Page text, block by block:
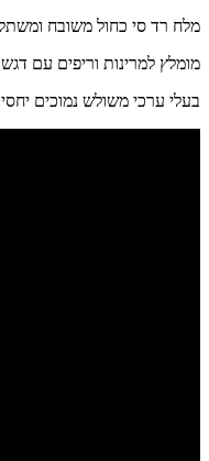
מלח רד סי כחול משובח
מומלץ למרינות וריפים עם
בעלי ערכי משולש נמוכים